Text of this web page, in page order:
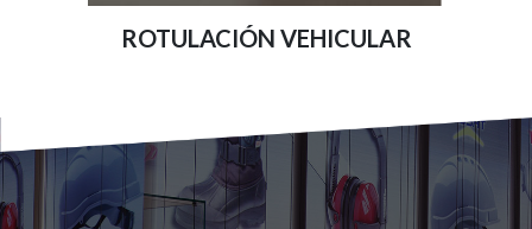
ROTULACIÓN VEHICULAR